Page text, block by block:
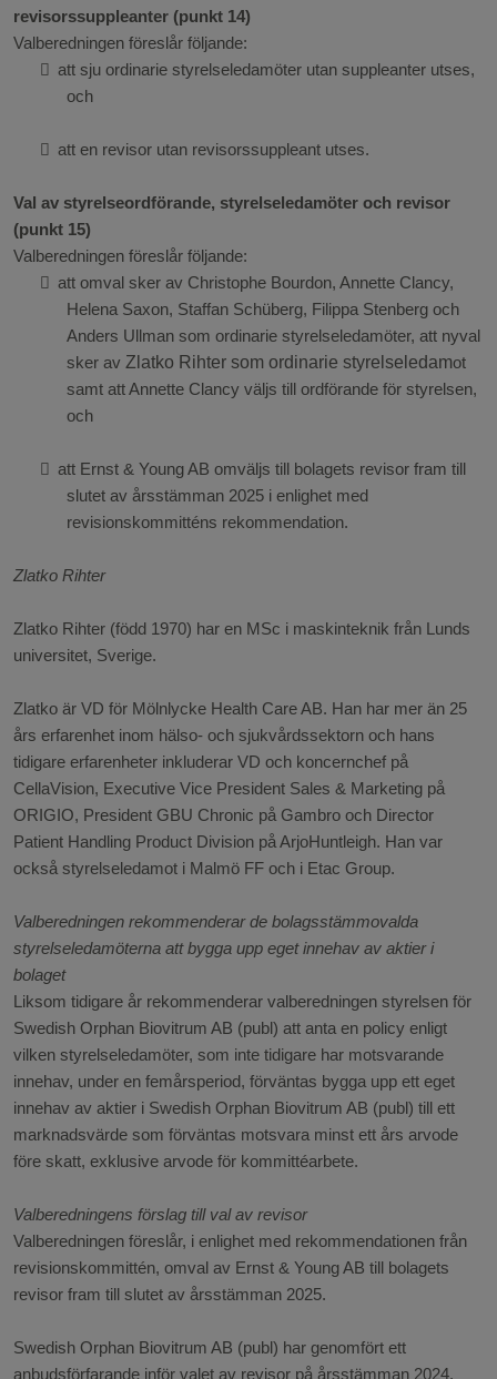
revisorssuppleanter (punkt 14)
Valberedningen föreslår följande:
 att sju ordinarie styrelseledamöter utan suppleanter utses,
och
 att en revisor utan revisorssuppleant utses.
Val av styrelseordförande, styrelseledamöter och revisor
(punkt 15)
Valberedningen föreslår följande:
 att omval sker av Christophe Bourdon, Annette Clancy,
Helena Saxon, Staffan Schüberg, Filippa Stenberg och
Anders Ullman som ordinarie styrelseledamöter, att nyval
sker av Zlatko Rihter som ordinarie styrelseledamot
samt att Annette Clancy väljs till ordförande för styrelsen,
och
 att Ernst & Young AB omväljs till bolagets revisor fram till
slutet av årsstämman 2025 i enlighet med
revisionskommitténs rekommendation.
Zlatko Rihter
Zlatko Rihter (född 1970) har en MSc i maskinteknik från Lunds
universitet, Sverige.
Zlatko är VD för Mölnlycke Health Care AB. Han har mer än 25
års erfarenhet inom hälso- och sjukvårdssektorn och hans
tidigare erfarenheter inkluderar VD och koncernchef på
CellaVision, Executive Vice President Sales & Marketing på
ORIGIO, President GBU Chronic på Gambro och Director
Patient Handling Product Division på ArjoHuntleigh. Han var
också styrelseledamot i Malmö FF och i Etac Group.
Valberedningen rekommenderar de bolagsstämmovalda
styrelseledamöterna att bygga upp eget innehav av aktier i
bolaget
Liksom tidigare år rekommenderar valberedningen styrelsen för
Swedish Orphan Biovitrum AB (publ) att anta en policy enligt
vilken styrelseledamöter, som inte tidigare har motsvarande
innehav, under en femårsperiod, förväntas bygga upp ett eget
innehav av aktier i Swedish Orphan Biovitrum AB (publ) till ett
marknadsvärde som förväntas motsvara minst ett års arvode
före skatt, exklusive arvode för kommittéarbete.
Valberedningens förslag till val av revisor
Valberedningen föreslår, i enlighet med rekommendationen från
revisionskommittén, omval av Ernst & Young AB till bolagets
revisor fram till slutet av årsstämman 2025.
Swedish Orphan Biovitrum AB (publ) har genomfört ett
anbudsförfarande inför valet av revisor på årsstämman 2024.